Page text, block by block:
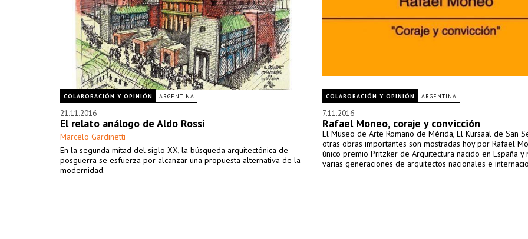
COLABORACIÓN Y OPINIÓN ARGENTINA
21.11.2016
El relato análogo de Aldo Rossi
Marcelo Gardinetti
En la segunda mitad del siglo XX, la búsqueda arquitectónica de
posguerra se esfuerza por alcanzar una propuesta alternativa de la
modernidad.
COLABORACIÓN Y OPINIÓN ARGENTINA
7.11.2016
Rafael Moneo, coraje y convicción
El Museo de Arte Romano de Mérida, El Kursaal de San
otras obras importantes son mostradas hoy por Rafael
único premio Pritzker de Arquitectura nacido en España y
varias generaciones de arquitectos nacionales e